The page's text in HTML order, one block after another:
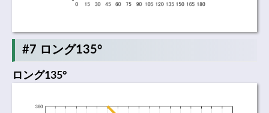
#7 ロング135°
ロング135°